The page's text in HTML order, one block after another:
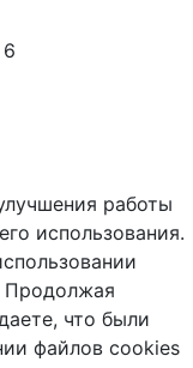
работы
использования.
Продолжая
что были
файлов cookies